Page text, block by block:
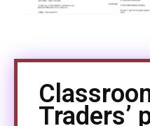
Traders’